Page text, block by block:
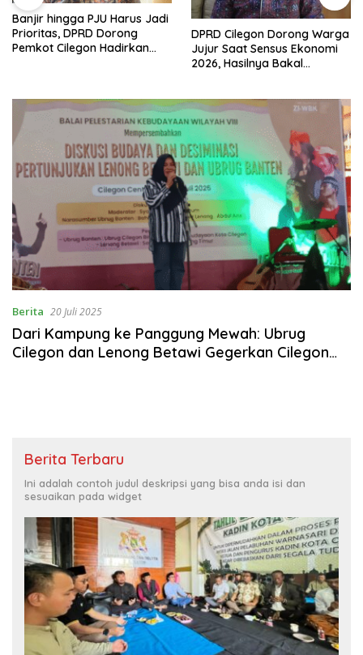
Banjir hingga PJU Harus Jadi
Prioritas, DPRD Dorong
Pemkot Cilegon Hadirkan
DPRD Cilegon Dorong Warga
Jujur Saat Sensus Ekonomi
2026, Hasilnya Bakal
Berita 20 Juli 2025
Dari Kampung ke Panggung Mewah: Ubrug
Cilegon dan Lenong Betawi Gegerkan Cilegon
Berita Terbaru
Ini adalah contoh judul deskripsi yang bisa anda isi dan
sesuaikan pada widget